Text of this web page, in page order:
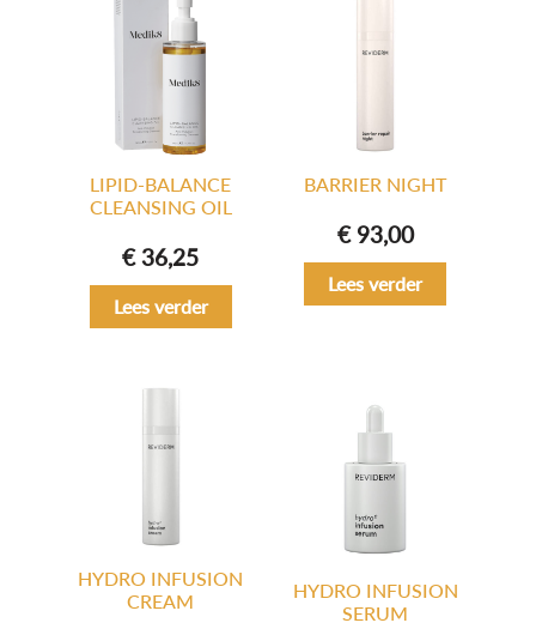
LIPID-BALANCE
CLEANSING OIL
€36,25
Lees verder
BARRIER NIGHT
€93,00
Lees verder
HYDRO INFUSION
CREAM
HYDRO INFUSION
SERUM